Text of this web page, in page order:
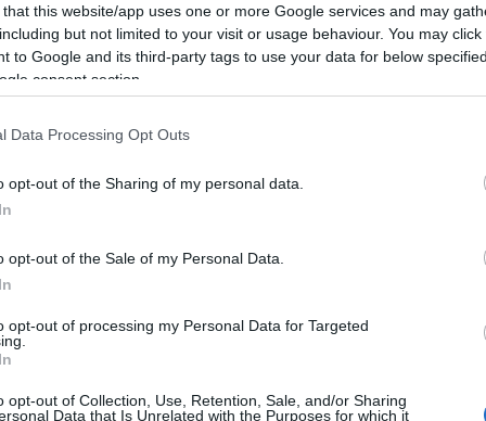
that this website/app uses one or more Google services and may
but not limited to your visit or usage behaviour. You may
to Google and its third-party tags to use your data for below
consent section.
Data Processing Opt Outs
opt-out of the Sharing of my personal data.
opt-out of the Sale of my Personal Data.
opt-out of processing my Personal Data for Targeted
opt-out of Collection, Use, Retention, Sale, and/or Sharing
Data that Is Unrelated with the Purposes for which it
kifogásolható. Egyrészt azért, mert eljárásával felrúgta az
listájáról), illetve diszkriminatív módon alkalmazta az akkor
- rossz, megalapozatlan szakmai döntést hozott, melylyel a
tudta, beleegyezése és szakmai meggyőződése ellenében
elutasító véleményt kapja kézhez, miközben a
valamint az OTKA Bizottság elnöke egyaránt
felül és nem korrigálják, nem látom többé értelmét
rendszerében tapasztalható anomáliák elleni erélyes
végzésére felkért zsűrik tevékenységének nyilvánvaló
tetszés szerinti érvényesítésében nyilvánulnak meg."